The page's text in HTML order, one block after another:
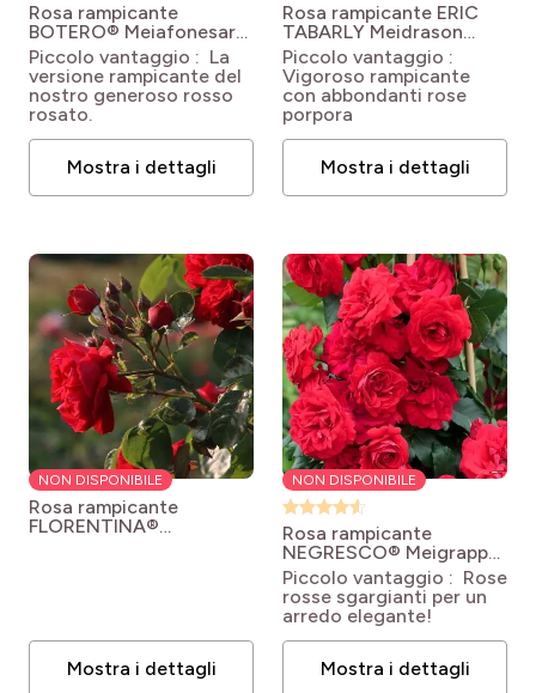
Rosa rampicante
BOTERO® Meiafonesar
Rosa 'Meiafonesar' GPT
BOTERO®
Piccolo vantaggio : La
versione rampicante del
nostro generoso rosso
rosato.
Mostra i dettagli
Rosa rampicante ERIC
TABARLY Meidrason
Rosa Red Eden Rose®
'Meidrason'
Piccolo vantaggio :
Vigoroso rampicante
con abbondanti rose
porpora
Mostra i dettagli
NON DISPONIBILE
Rosa rampicante
FLORENTINA®
Mostra i dettagli
NON DISPONIBILE
Rosa rampicante
NEGRESCO® Meigrappo
Rosa 'Meigrappo'
NEGRESCO®
Piccolo vantaggio : Rose
rosse sgargianti per un
arredo elegante!
Mostra i dettagli